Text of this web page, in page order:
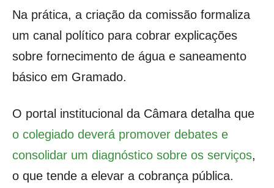
Na prática, a criação da comissão formaliza
um canal político para cobrar explicações
sobre fornecimento de água e saneamento
básico em Gramado.
O portal institucional da Câmara detalha que
o colegiado deverá promover debates e
consolidar um diagnóstico sobre os serviços,
o que tende a elevar a cobrança pública.